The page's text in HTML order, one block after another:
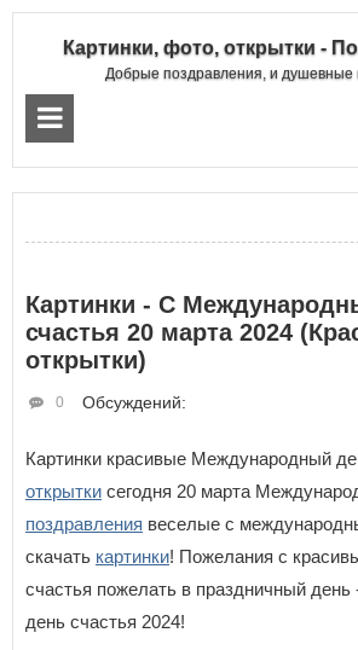
Картинки, фото, открытки -
Добрые поздравления, и душевные
Картинки - С
счастья 20 марта 2024
открытки)
Обсуждений:
0
Картинки красивые Международный
открытки сегодня 20 марта
поздравления веселые с
скачать картинки! Пожелания с
счастья пожелать в праздничный
день счастья 2024!